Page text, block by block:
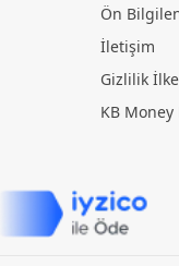
Ön
İletişim
Gizlilik
KB